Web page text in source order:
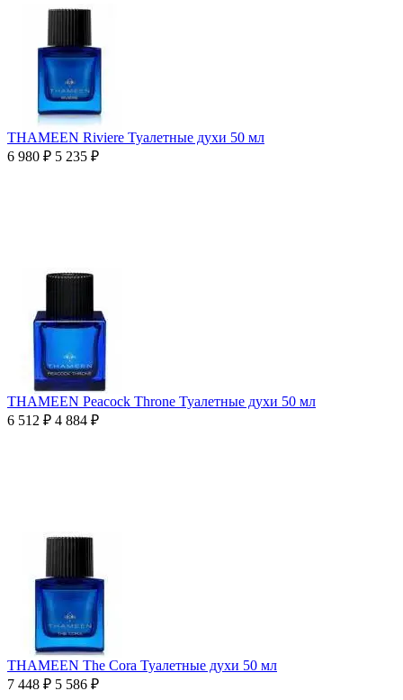
THAMEEN Riviere Туалетные духи 50 мл
6 980 ₽ 5 235 ₽
THAMEEN Peacock Throne Туалетные духи 50 мл
6 512 ₽ 4 884 ₽
THAMEEN The Cora Туалетные духи 50 мл
7 448 ₽ 5 586 ₽